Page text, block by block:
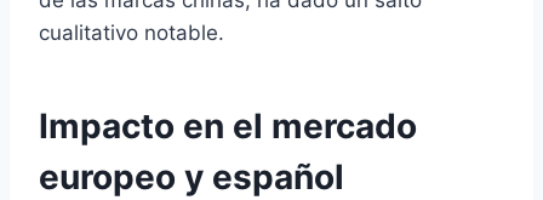
cualitativo notable.
Impacto en el mercado
europeo y español